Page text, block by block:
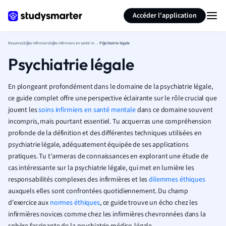
Accéder l'application
ResumesSoins infirmiers Soins infirmiers en santé mentale Psychiatrie légale
Psychiatrie légale
En plongeant profondément dans le domaine de la psychiatrie légale,
ce guide complet offre une perspective éclairante sur le rôle crucial que
jouent lessoins infirmiers en santé mentaledans ce domaine souvent
incompris, mais pourtant essentiel. Tu acquerras une compréhension
profonde de la définition et des différentes techniques utilisées en
psychiatrie légale, adéquatement équipée de ses applications
pratiques. Tu t'armeras de connaissances en explorant une étude de
cas intéressante sur la psychiatrie légale, qui met en lumière les
responsabilités complexes des infirmières et lesdilemmes éthiques
auxquels elles sont confrontées quotidiennement. Du champ
d'exercice aux normes éthiques, ce guide trouve un écho chez les
infirmières novices comme chez les infirmières chevronnées dans la
Résumer la page